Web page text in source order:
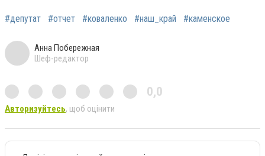
#депутат #отчет #коваленко #наш_край #каменское
Анна Побережная
Шеф-редактор
0,0
Авторизуйтесь, щоб оцінити